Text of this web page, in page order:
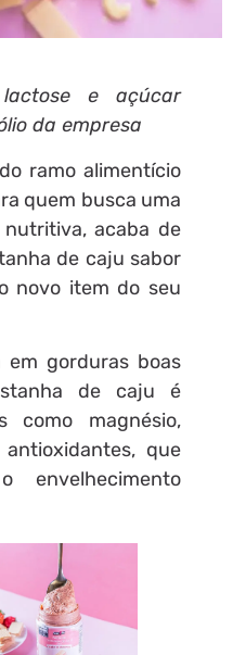
e açúcar
da empresa
ramo alimentício
quem busca uma
acaba de
de caju sabor
novo item do seu
gorduras boas
de caju é
como magnésio,
que